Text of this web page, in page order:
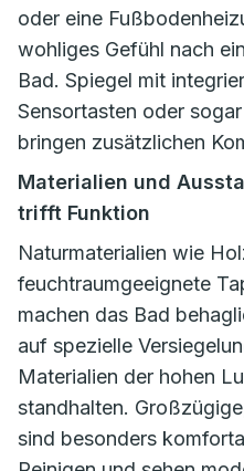
oder eine
wohliges Gefühl nach
Bad. Spiegel mit
Sensortasten oder
bringen zusätzlichen
Materialien und
trifft Funktion
Naturmaterialien wie
feuchtraumgeeignete
machen das Bad
auf spezielle
Materialien der hohen
standhalten.
sind besonders